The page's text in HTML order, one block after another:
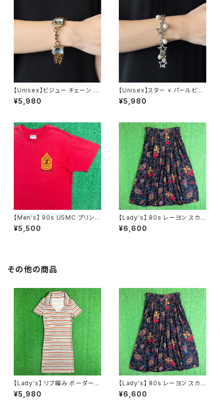
【Unisex】ビジュー チェーン ブ
レスレット / 古着 アクセサリー
N0737
¥5,980
【Unisex】スター × パールビー
ズ チャーム チェーン ブレスレッ
ト / 古着 アクセサリー N1109
¥5,980
【Men's】 90s USMC プリント
Tシャツ / アメリカ製 USA製 9
0年代 ティーシャツ T-Shirt 古
¥5,500
【Lady's】 80s レーヨン スカ
ーフ柄 スカート / 80年代 古着
レディース 総柄 2266
¥6,600
その他の商品
【Lady's】 リブ編み ボーダー
スキッパー ワンピース / 古着 ワ
ンピ 半袖 2262
¥5,980
【Lady's】 80s レーヨン スカ
ーフ柄 スカート / 80年代 古着
レディース 総柄 2266
¥6,600